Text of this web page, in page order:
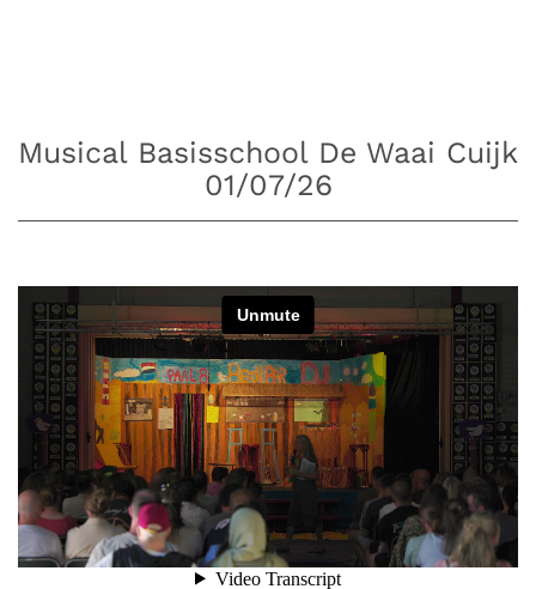
Musical Basisschool De Waai Cuijk
01/07/26